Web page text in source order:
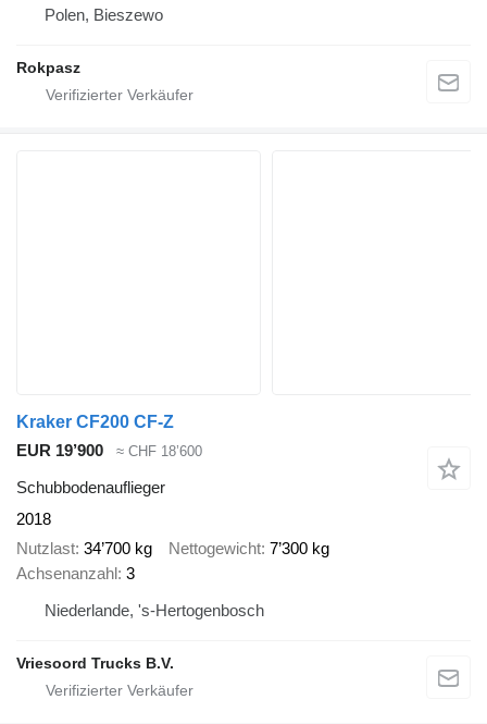
Polen, Bieszewo
Rokpasz
Kraker CF200 CF-Z
EUR 19’900
≈ CHF 18’600
Schubbodenauflieger
2018
Nutzlast 34’700 kg Nettogewicht 7’300 kg
Achsenanzahl 3
Niederlande, 's-Hertogenbosch
Vriesoord Trucks B.V.